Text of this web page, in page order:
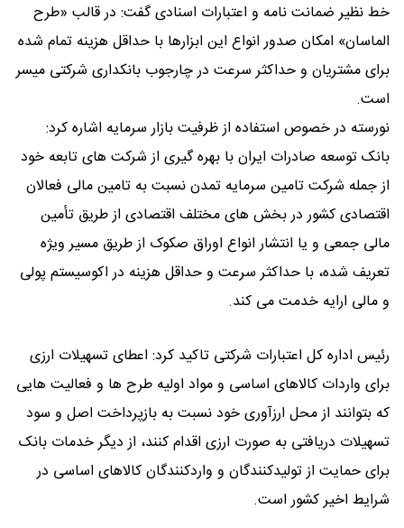
خط نظیر ضمانت نامه و اعتبارات اسنادی گفت: در قالب «طرح
الماسان» امکان صدور انواع این ابزارها با حداقل هزینه تمام شده
برای مشتریان و حداکثر سرعت در چارجوب بانکداری شرکتی میسر
است.
نورسته در خصوص استفاده از ظرفیت‌ بازار سرمایه اشاره کرد:
بانک توسعه صادرات ایران با بهره گیری از شرکت های تابعه خود
از جمله شرکت تامین سرمایه تمدن نسبت به تامین مالی فعالان
اقتصادی کشور در بخش های مختلف اقتصادی از طریق تأمین
مالی جمعی و یا انتشار انواع اوراق صکوک از طریق مسیر ویژه
تعریف شده، با حداکثر سرعت و حداقل هزینه در اکوسیستم پولی
و مالی ارایه خدمت می کند.
رئیس اداره کل اعتبارات شرکتی تاکید کرد: اعطای تسهیلات ارزی
برای واردات کالاهای اساسی و مواد اولیه طرح ها و فعالیت هایی
که بتوانند از محل ارزآوری خود نسبت به بازپرداخت اصل و سود
تسهیلات دریافتی به صورت ارزی اقدام کنند، از دیگر خدمات بانک
برای حمایت از تولیدکنندگان و واردکنندگان کالاهای اساسی در
شرایط اخیر کشور است.